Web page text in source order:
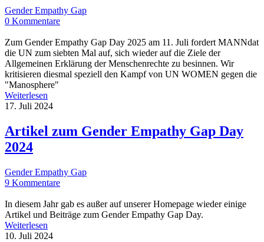
Gender Empathy Gap
0 Kommentare
Zum Gender Empathy Gap Day 2025 am 11. Juli fordert MANNdat
die UN zum siebten Mal auf, sich wieder auf die Ziele der
Allgemeinen Erklärung der Menschenrechte zu besinnen. Wir
kritisieren diesmal speziell den Kampf von UN WOMEN gegen die
"Manosphere"
Weiterlesen
17. Juli 2024
Artikel zum Gender Empathy Gap Day
2024
Gender Empathy Gap
9 Kommentare
In diesem Jahr gab es außer auf unserer Homepage wieder einige
Artikel und Beiträge zum Gender Empathy Gap Day.
Weiterlesen
10. Juli 2024